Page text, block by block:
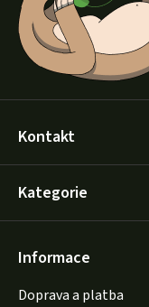
Kontakt
Kategorie
Informace
Doprava a platba